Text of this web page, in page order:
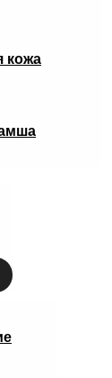
кожа